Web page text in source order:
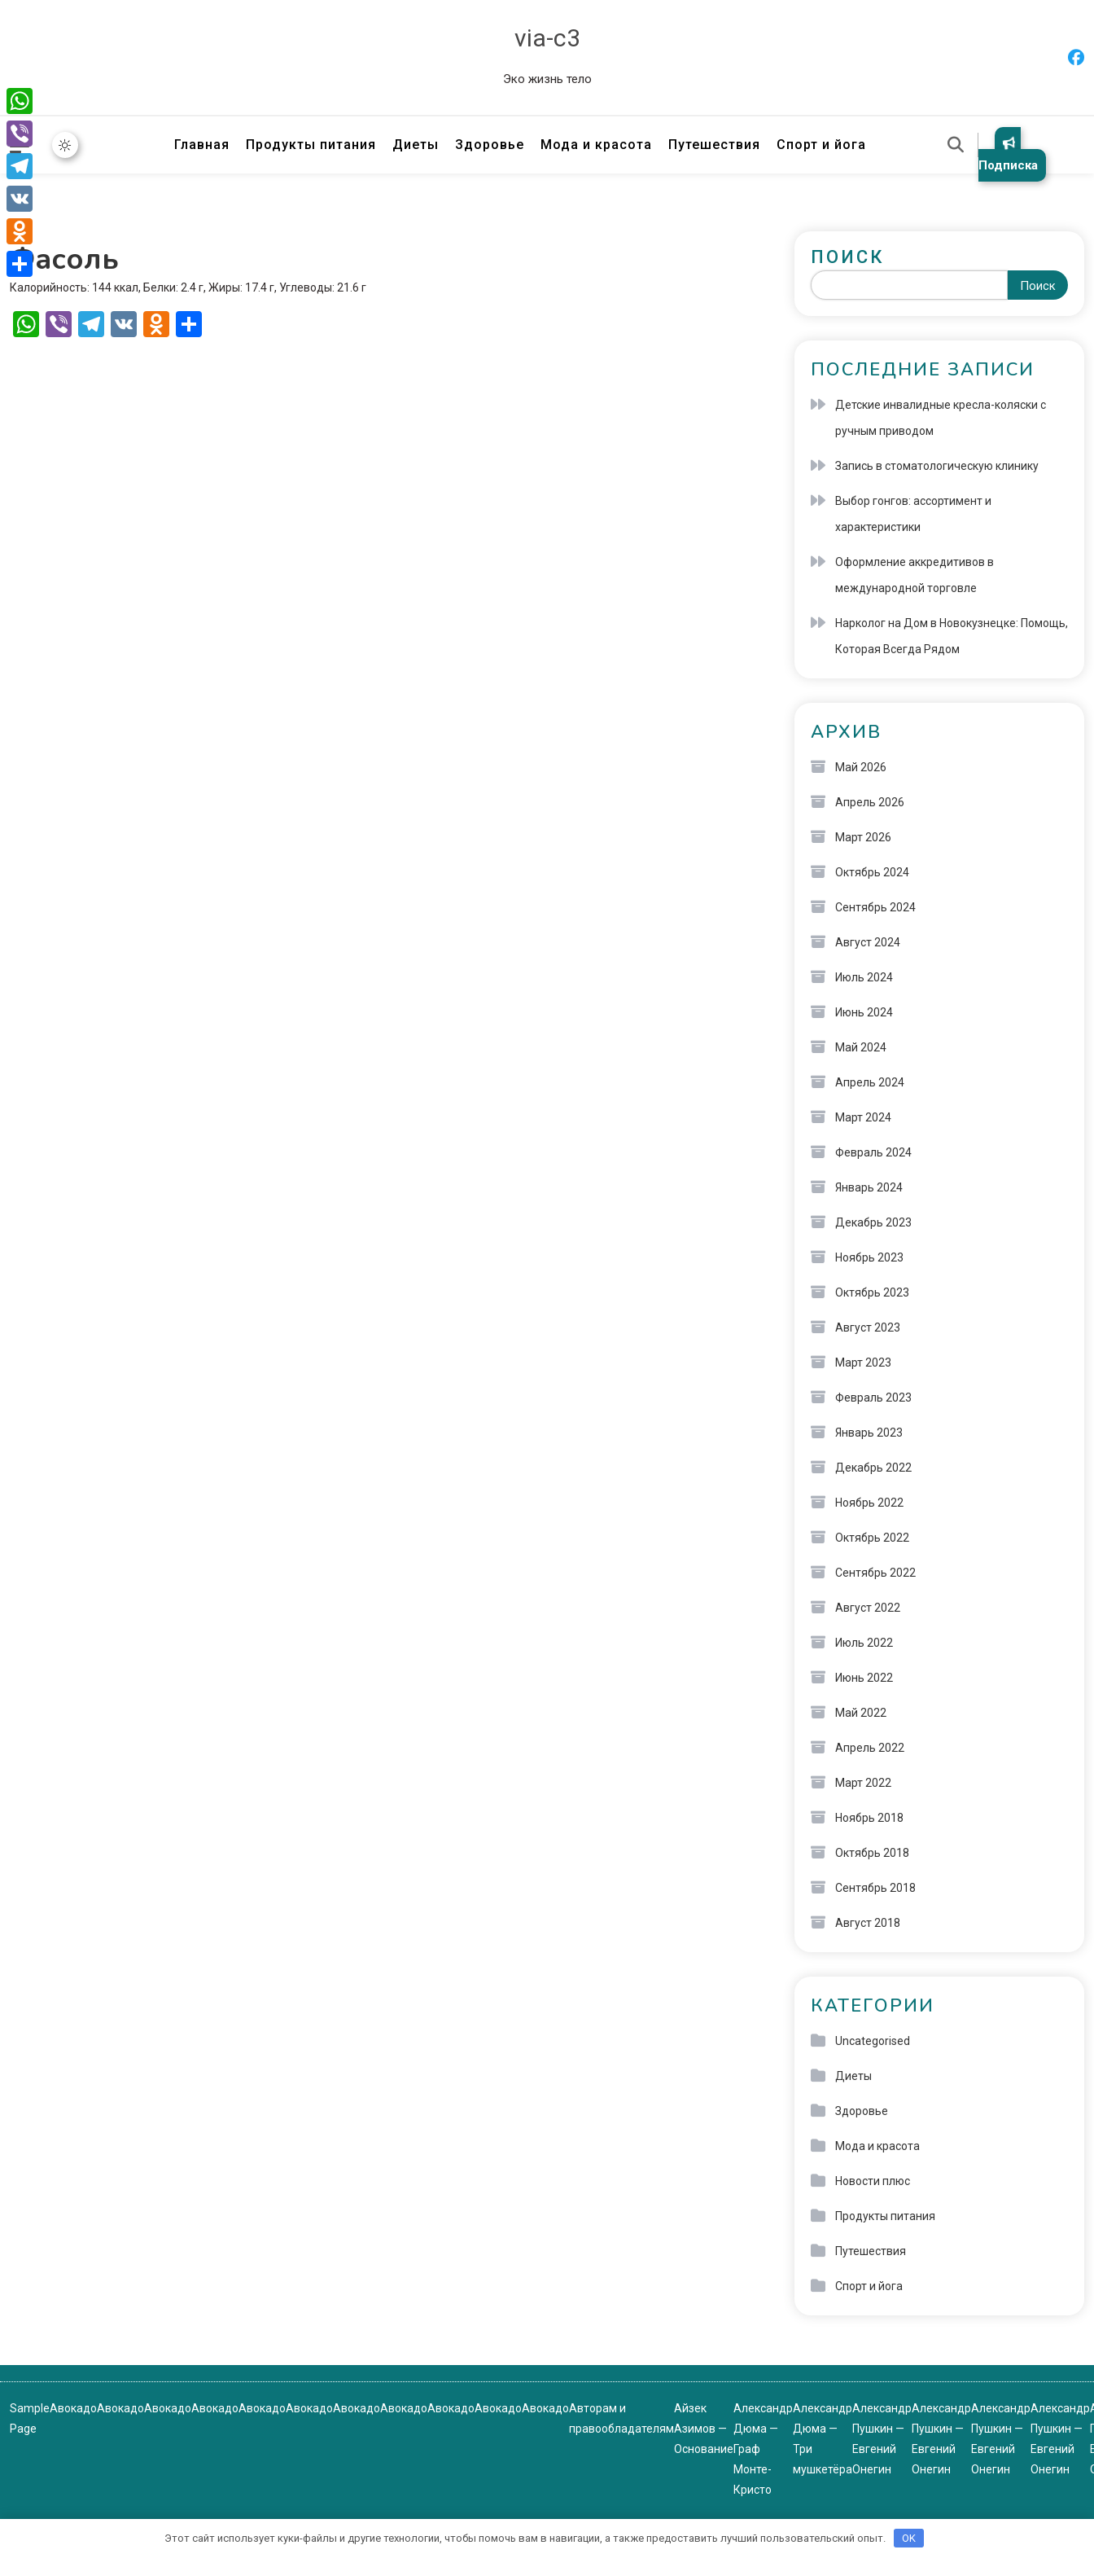
via-c3
Эко жизнь тело
Главная Продукты питания Диеты Здоровье Мода и красота Путешествия Спорт и йога
Подписка
Фасоль
Калорийность: 144 ккал, Белки: 2.4 г, Жиры: 17.4 г, Углеводы: 21.6 г
WhatsApp
ViberTelegram
VK Odnoklassniki
ПОИСК
Поиск
ПОСЛЕДНИЕ ЗАПИСИ
Детские инвалидные кресла-коляски с
ручным приводом
Запись в стоматологическую клинику
Выбор гонгов: ассортимент и
характеристики
Оформление аккредитивов в
международной торговле
Нарколог на Дом в Новокузнецке: Помощь,
Которая Всегда Рядом
АРХИВ
Май 2026
Апрель 2026
Март 2026
Октябрь 2024
Сентябрь 2024
Август 2024
Июль 2024
Июнь 2024
Май 2024
Апрель 2024
Март 2024
Февраль 2024
Январь 2024
Декабрь 2023
Ноябрь 2023
Октябрь 2023
Август 2023
Март 2023
Февраль 2023
Январь 2023
Декабрь 2022
Ноябрь 2022
Октябрь 2022
Сентябрь 2022
Август 2022
Июль 2022
Июнь 2022
Май 2022
Апрель 2022
Март 2022
Ноябрь 2018
Октябрь 2018
Сентябрь 2018
Август 2018
КАТЕГОРИИ
Uncategorised
Диеты
Здоровье
Мода и красота
Новости плюс
Продукты питания
Путешествия
Спорт и йога
Sample
Page
АвокадоАвокадоАвокадоАвокадоАвокадоАвокадоАвокадоАвокадоАвокадоАвокадоАвокадоАвторам и
правообладателям
Айзек
Азимов —
Основание
Александр
Дюма —
Граф
Монте-
Кристо
Александр
Дюма —
Три
мушкетёра
Александр
Пушкин —
Евгений
Онегин
Александр
Пушкин —
Евгений
Онегин
Александр
Пушкин —
Евгений
Онегин
Александр
Пушкин —
Евгений
Онегин
WhatsApp
Viber
Telegram
VK
Odnoklassniki
Отправить
Этот сайт использует куки-файлы и другие технологии, чтобы помочь вам в навигации, а также предоставить лучший пользовательский опыт. OK